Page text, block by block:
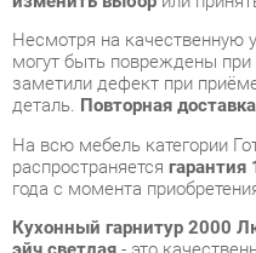
На всю мебель категории
распространяетсягарантия 1
года с момента приобретения.
Кухонный гарнитур 2000
эйч светлая- это
Любимый дом,
государственному стандарту.
Надеемся, вы останетесь
будем рады, если вы оставите
использования, который